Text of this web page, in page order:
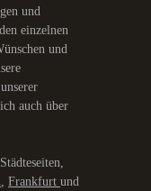
und
einzelnen
und
auch über
Frankfurt und